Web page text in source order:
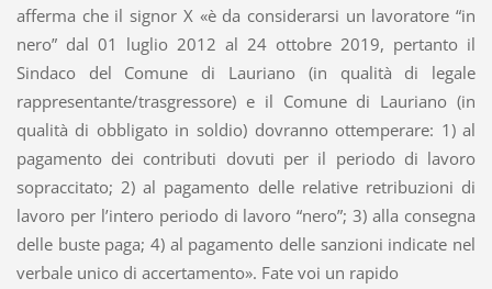
afferma che il signor X «è da considerarsi un lavoratore “in
nero” dal 01 luglio 2012 al 24 ottobre 2019, pertanto il
Sindaco del Comune di Lauriano (in qualità di legale
rappresentante/trasgressore) e il Comune di Lauriano (in
qualità di obbligato in soldio) dovranno ottemperare: 1) al
pagamento dei contributi dovuti per il periodo di lavoro
sopraccitato; 2) al pagamento delle relative retribuzioni di
lavoro per l’intero periodo di lavoro “nero”; 3) alla consegna
delle buste paga; 4) al pagamento delle sanzioni indicate nel
verbale unico di accertamento». Fate voi un rapido